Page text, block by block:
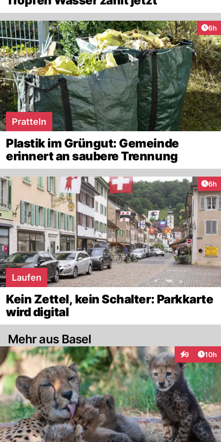
6h
Pratteln
Plastik im Grüngut: Gemeinde
erinnert an saubere Trennung
6h
Laufen
Kein Zettel, kein Schalter: Parkkarte
wird digital
Mehr aus Basel
9
Interaktionen
10h